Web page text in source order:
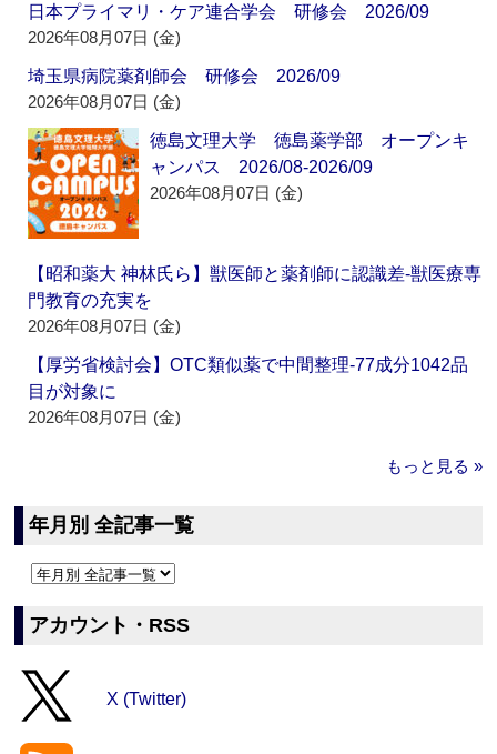
日本プライマリ・ケア連合学会 研修会 2026/09
2026年08月07日 (金)
埼玉県病院薬剤師会 研修会 2026/09
2026年08月07日 (金)
徳島文理大学 徳島薬学部 オープンキ
ャンパス 2026/08-2026/09
2026年08月07日 (金)
【昭和薬大 神林氏ら】獣医師と薬剤師に認識差‐獣医療専
門教育の充実を
2026年08月07日 (金)
【厚労省検討会】OTC類似薬で中間整理‐77成分1042品
目が対象に
2026年08月07日 (金)
もっと見る »
年月別 全記事一覧
アカウント・RSS
X (Twitter)